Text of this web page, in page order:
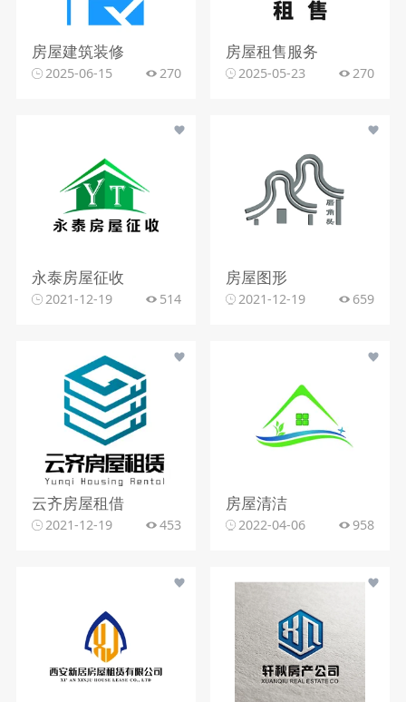
房屋建筑装修
2025-06-15 270
房屋租售服务
2025-05-23 270
永泰房屋征收
2021-12-19 514
房屋图形
2021-12-19 659
云齐房屋租借
2021-12-19 453
房屋清洁
2022-04-06 958